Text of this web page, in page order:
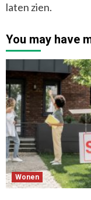
laten zien.
You may have
Wonen